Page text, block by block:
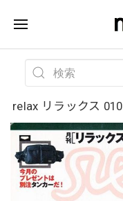
relax リラックス 010